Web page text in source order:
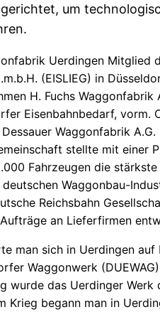
um
Uerdingen Mitglied
(EISLIEG) in
H. Fuchs Waggonfabrik
Eisenbahnbedarf, vorm.
Waggonfabrik
stellte mit einer
Fahrzeugen die
Waggonbau-
Reichsbahn
an Lieferfirmen
man sich in Uerdingen auf
Waggonwerk
wurde das Uerdinger Werk
Krieg begann man in